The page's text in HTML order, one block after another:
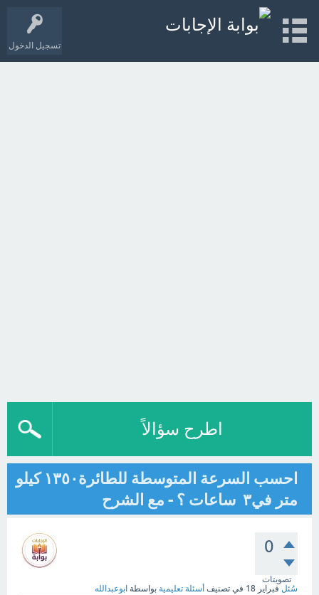
تسجيل الدخول
اطرح سؤالاً
احسب السرعة المتوسطة للطائرة١٣٥٠ ‏كيلو
متر في٣ ‏ ‏ساعات ؟ - مع الشرح
0
تصويتات
سُئل فبراير 18 في تصنيف أسئلة تعليمية بواسطة ابوعبدالله